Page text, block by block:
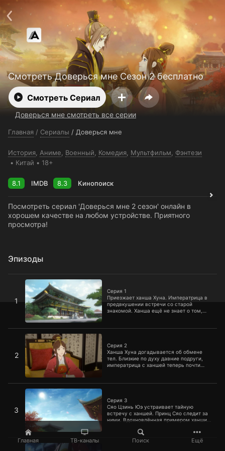
Главная ТВ-каналы Поиск Ещё
Смотреть Доверься мне Сезон 2 бесплатно
Смотреть Сериал
Доверься мне смотреть все серии
Главная / Сериалы / Доверься мне
История Аниме Военный Комедия Мультфильм
Фэнтези
Китай
18+
8.1 IMDB 8.3 Кинопоиск
Посмотреть сериал 'Доверься мне 2 сезон' онлайн в
хорошем качестве на любом устройстве. Приятного
просмотра!
Эпизоды
1
Серия 1
Приезжает ханша Хуна. Императрица в
предвкушении встречи со старой
знакомой. Ханша ещё не знает о том,
Серия 1
2
Серия 2
Ханша Хуна догадывается об обмене
тел. Близкие по духу давние подруги,
императрица с ханшей теперь почти
которая ещё не знает о возвращении
императрицы
Серия 2
3
Серия 3
Сяо Цзинь Юэ устраивает тайную
встречу с ханшей. Принц Сяо следит за
ними. Вдохновлённая примером ханши и
обитательниц гарема, императрица
решает, что наложницам нужно
Серия 3
Серия 4
Поддержка: support@24h.tv
О сервисе
Пользовательское соглашение
Политика конфиденциальности
Для партнёров
Открыть приложение
Ввести промокод
Установить на ТВ
Бесплатные каналы Контакты